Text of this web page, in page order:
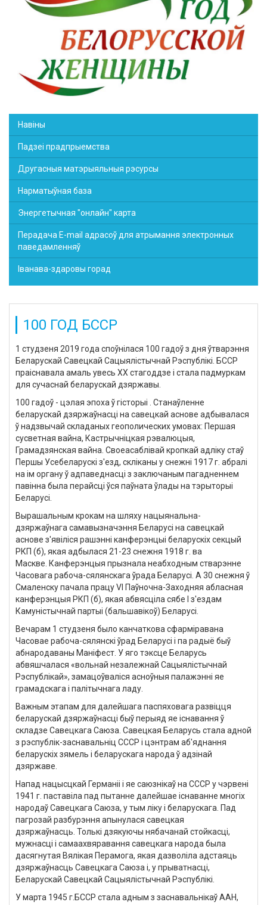
Навіны
Падзеі прадпрыемства
Другасныя матэрыяльныя рэсурсы
Нарматыўная база
Энергетычная "онлайн" карта
Перадача E-mail адрасоў для атрымання электронных
паведамленняў
Іванава-здаровы горад
100 ГОД БССР
1 студзеня 2019 года споўнілася 100 гадоў з дня ўтварэння
Беларускай Савецкай Сацыялістычнай Рэспублікі. БССР
праіснавала амаль увесь ХХ стагоддзе і стала падмуркам
для сучаснай беларускай дзяржавы.
100 гадоў - цэлая эпоха ў гісторыі
. Станаўленне
беларускай дзяржаўнасці на савецкай аснове адбывалася
ў надзвычай складаных геополических умовах: Першая
сусветная вайна, Кастрычніцкая рэвалюцыя,
Грамадзянская вайна. Своеасаблівай кропкай адліку стаў
Першы Усебеларускі з'езд, скліканы у снежні 1917 г. абралі
на ім органу ў адпаведнасці з заключаным пагадненнем
павінна была перайсці ўся паўната ўлады на тэрыторыі
Беларусі.
Вырашальным крокам на шляху нацыянальна-
дзяржаўнага самавызначэння Беларусі на савецкай
аснове з'явіліся рашэнні канферэнцыі беларускіх секцый
РКП (б), якая адбылася 21-23 снежня 1918 г. ва
Маскве. Канферэнцыя прызнала неабходным стварэнне
Часовага рабоча-сялянскага ўрада Беларусі. А 30 снежня ў
Смаленску пачала працу VI Паўночна-Заходняя абласная
канферэнцыя РКП (б), якая абвясціла сябе I з'ездам
Камуністычнай партыі (бальшавікоў) Беларусі.
Вечарам 1 студзеня было канчаткова сфарміравана
Часовае рабоча-сялянскі ўрад Беларусі і па радыё быў
абнародаваны Маніфест. У яго тэксце Беларусь
абвяшчалася «вольнай незалежнай Сацыялістычнай
Рэспублікай», замацоўваліся асноўныя палажэнні яе
грамадскага і палітычнага ладу.
Важным этапам для далейшага паспяховага развіцця
беларускай дзяржаўнасці быў перыяд яе існавання ў
складзе Савецкага Саюза. Савецкая Беларусь стала адной
з рэспублік-заснавальніц СССР і цэнтрам аб'яднання
беларускіх зямель і беларускага народа ў адзінай
дзяржаве.
Напад нацысцкай Германіі і яе саюзнікаў на СССР у чэрвені
1941 г. паставіла пад пытанне далейшае існаванне многіх
народаў Савецкага Саюза, у тым ліку і беларускага. Пад
пагрозай разбурэння апынулася савецкая
дзяржаўнасць. Толькі дзякуючы нябачанай стойкасці,
мужнасці і самаахвяравання савецкага народа была
дасягнутая Вялікая Перамога, якая дазволіла адстаяць
дзяржаўнасць Савецкага Саюза і, у прыватнасці,
Беларускай Савецкай Сацыялістычнай Рэспублікі.
У марта 1945 г.БССР стала адным з заснавальнікаў ААН,